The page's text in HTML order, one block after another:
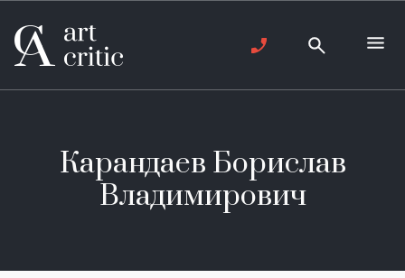
Карандаев Борислав
Владимирович